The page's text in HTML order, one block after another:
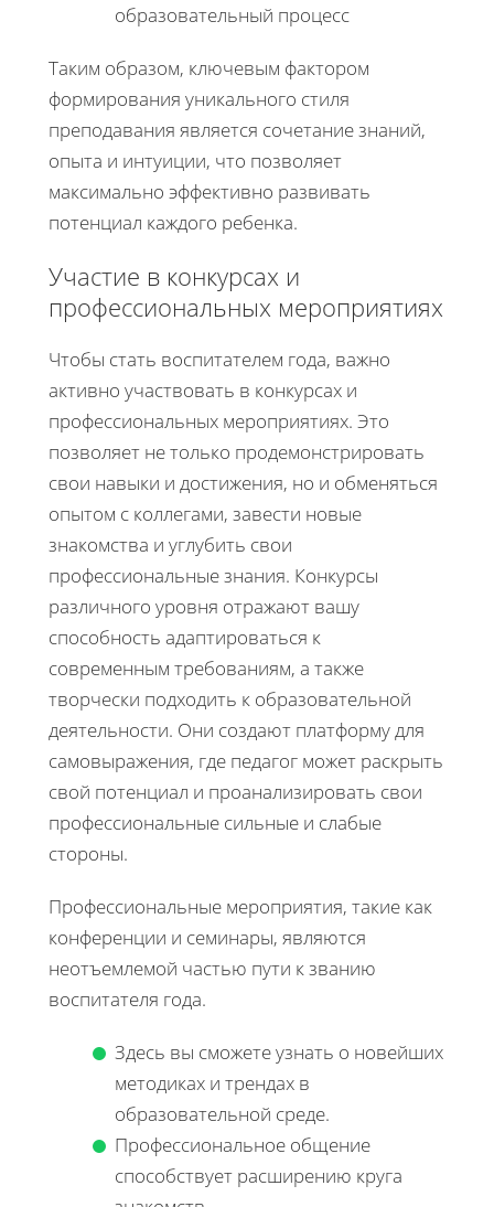
образовательный процесс
Таким образом, ключевым фактором
формирования уникального стиля
преподавания является сочетание знаний,
опыта и интуиции, что позволяет
максимально эффективно развивать
потенциал каждого ребенка.
Участие в конкурсах и
профессиональных мероприятиях
Чтобы стать воспитателем года, важно
активно участвовать в конкурсах и
профессиональных мероприятиях. Это
позволяет не только продемонстрировать
свои навыки и достижения, но и обменяться
опытом с коллегами, завести новые
знакомства и углубить свои
профессиональные знания. Конкурсы
различного уровня отражают вашу
способность адаптироваться к
современным требованиям, а также
творчески подходить к образовательной
деятельности. Они создают платформу для
самовыражения, где педагог может раскрыть
свой потенциал и проанализировать свои
профессиональные сильные и слабые
стороны.
Профессиональные мероприятия, такие как
конференции и семинары, являются
неотъемлемой частью пути к званию
воспитателя года.
Здесь вы сможете узнать о новейших
методиках и трендах в
образовательной среде.
Профессиональное общение
способствует расширению круга